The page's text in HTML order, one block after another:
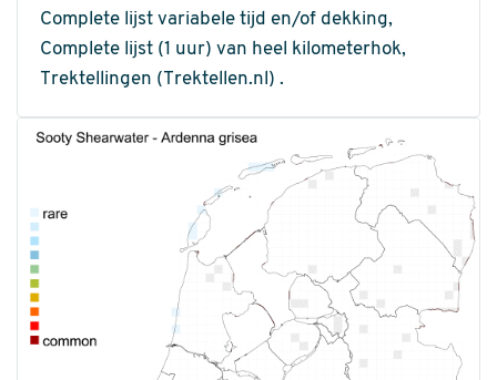
Complete lijst variabele tijd en/of dekking,
Complete lijst (1 uur) van heel kilometerhok,
Trektellingen (Trektellen.nl) .